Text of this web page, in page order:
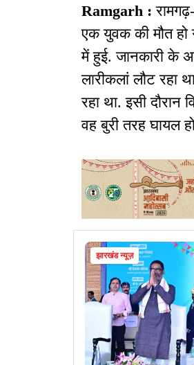
Ramgarh :
एक युवक की मौत हो
में हुई. जानकारी के
लारीकलां लौट रहा
रहा था. इसी
वह बुरी तरह घायल
झारखंड न्यूज़